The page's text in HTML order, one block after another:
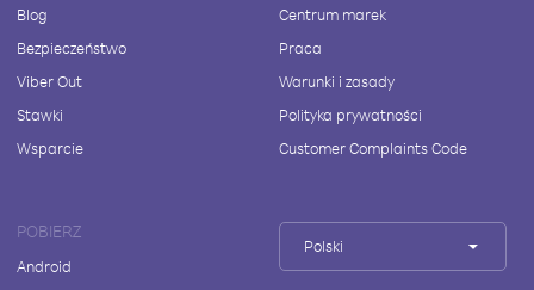
Blog
Bezpieczeństwo
Viber Out
Stawki
Wsparcie
Centrum marek
Praca
Warunki i zasady
Polityka prywatności
Customer Complaints Code
POBIERZ
Android
Polski